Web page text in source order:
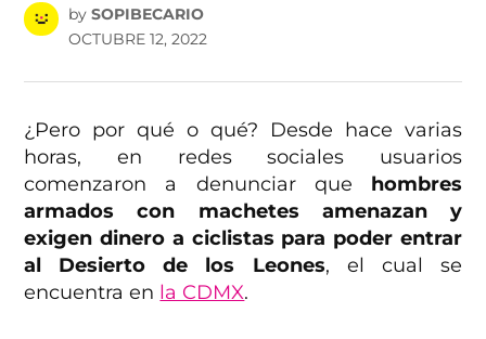
by SOPIBECARIO
OCTUBRE 12, 2022
¿Pero por qué o qué? Desde hace varias
horas, en redes sociales usuarios
comenzaron a denunciar que hombres
armados con machetes amenazan y
exigen dinero a ciclistas para poder entrar
al Desierto de los Leones, el cual se
encuentra en la CDMX.